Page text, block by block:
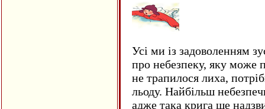
Усі ми із задоволенням
про небезпеку, яку може
не трапилося лиха,
льоду. Найбільш
адже така крига ще